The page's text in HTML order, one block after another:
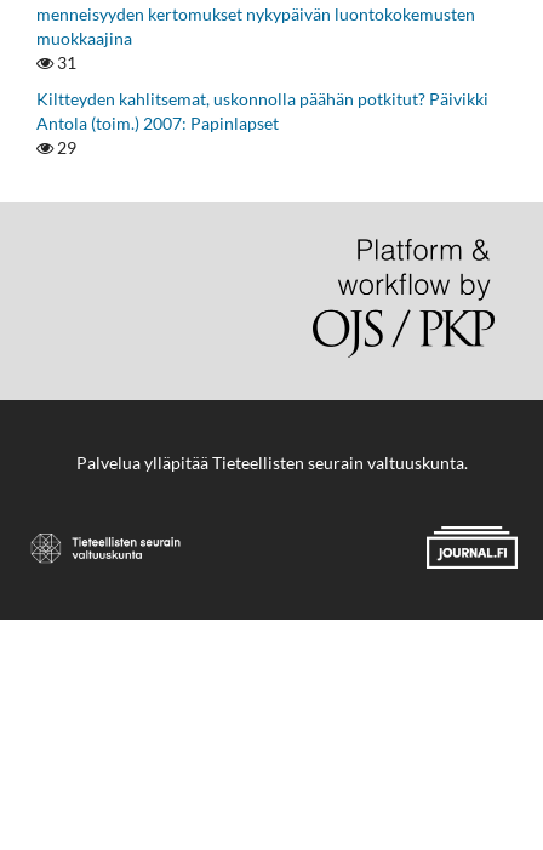
menneisyyden kertomukset nykypäivän luontokokemusten
muokkaajina
31
Kiltteyden kahlitsemat, uskonnolla päähän potkitut? Päivikki
Antola (toim.) 2007: Papinlapset
29
Palvelua ylläpitääTieteellisten seurain valtuuskunta.